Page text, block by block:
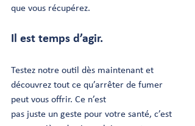
que vous récupérez.
Il est temps d’agir.
Testez notre outil dès maintenant et
découvrez tout ce qu’arrêter de fumer
peut vous offrir. Ce n’est
pas juste un geste pour votre santé, c’est